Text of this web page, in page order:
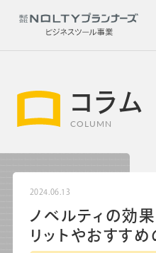
5つの強み
コラム
COLUMN
2024.06.13
ノベルティの効
リットやおすす